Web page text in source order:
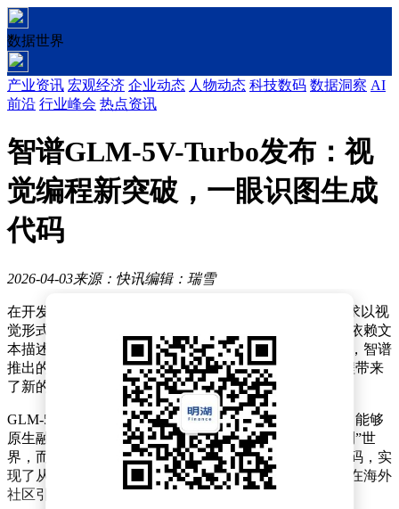
数据世界
产业资讯 宏观经济 企业动态 人物动态 科技数码 数据洞察 AI
前沿 行业峰会 热点资讯
智谱GLM-5V-Turbo发布：视
觉编程新突破，一眼识图生成
代码
2026-04-03来源：快讯编辑：瑞雪
在开发领域，视觉信息占据着主导地位，超过80%的需求以视
觉形式呈现。然而，许多国内代码大模型长期以来只能依赖文
本描述来推测页面布局，难以直接处理视觉信息。近日，智谱
推出的GLM-5V-Turbo模型打破了这一局限，为视觉编程带来
了新的突破。
GLM-5V-Turbo是一款专为视觉编程设计的多模态模型，能够
原生融合视觉与文本能力。它不再依赖文本转译来“猜测”世
界，而是直接理解设计图、解析复杂界面并生成对应代码，实
现了从视觉感知到代码实现的完整开发链路。这一创新在海外
社区引起了广泛关注，主贴阅读量迅速突破百万。